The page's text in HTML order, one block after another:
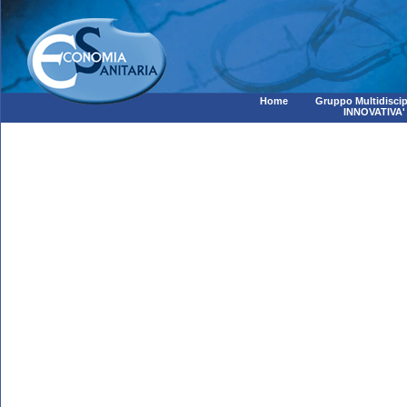
Home
Gruppo
INNOVATIVA'